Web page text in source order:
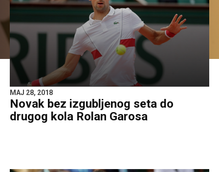
MAJ 28, 2018
Novak bez izgubljenog seta do
drugog kola Rolan Garosa